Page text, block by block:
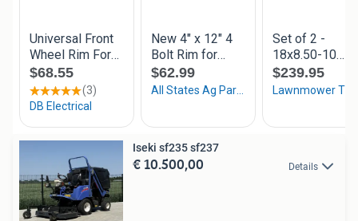
Iseki sf235 sf237
€ 10.500,00 Details